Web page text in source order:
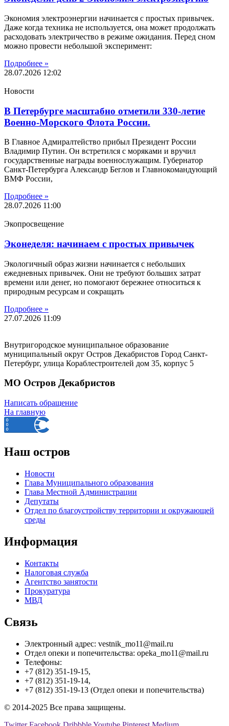
Экономия электроэнергии начинается с простых привычек.
Даже когда техника не используется, она может продолжать
расходовать электричество в режиме ожидания. Перед сном
можно провести небольшой эксперимент:
Подробнее »
28.07.2026 12:02
Новости
В Петербурге масштабно отметили 330-летие
Военно-Морского Флота России.
В Главное Адмиралтейство прибыл Президент России
Владимир Путин. Он встретился с моряками и вручил
государственные награды военнослужащим. Губернатор
Санкт-Петербурга Александр Беглов и Главнокомандующий
ВМФ России,
Подробнее »
28.07.2026 11:00
Экопросвещение
Эконеделя: начинаем с простых привычек
Экологичный образ жизни начинается с небольших
ежедневных привычек. Они не требуют больших затрат
времени или денег, но помогают бережнее относиться к
природным ресурсам и сокращать
Подробнее »
27.07.2026 11:09
Внутригородское муниципальное образование
муниципальный округ Остров Декабристов Город Санкт-
Петербург, улица Кораблестроителей дом 35, корпус 5
МО Остров Декабристов
Написать обращение
На главную
Наш остров
Новости
Глава Муниципального образования
Глава Местной Администрации
Депутаты
Отдел по благоустройству территории и окружающей
среды
Информация
Контакты
Налоговая служба
Агентство занятости
Прокуратура
МВД
Связь
Электронный адрес: vestnik_mo11@mail.ru
Отдел опеки и попечительства: opeka_mo11@mail.ru
Телефоны:
+7 (812) 351-19-15,
+7 (812) 351-19-14,
+7 (812) 351-19-13 (Отдел опеки и попечительства)
© 2014-2025 Все права защищены.